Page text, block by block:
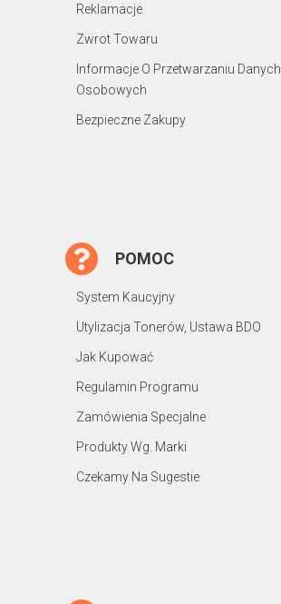
Reklamacje
Zwrot Towaru
Informacje O Przetwarzaniu Danych
Osobowych
Bezpieczne Zakupy
POMOC
System Kaucyjny
Utylizacja Tonerów, Ustawa BDO
Jak Kupować
Regulamin Programu
Zamówienia Specjalne
Produkty Wg. Marki
Czekamy Na Sugestie